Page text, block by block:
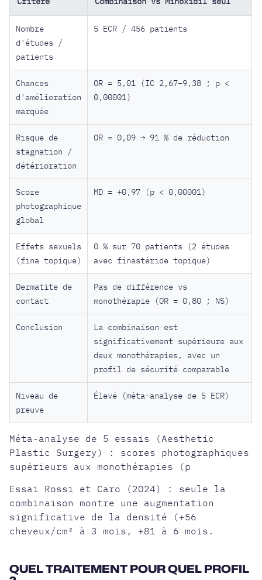
Nombre
d'études /
patients
5 ECR / 456 patients
Chances
d'amélioration
marquée
OR = 5,01 (IC 2,67–9,38 ; p <
0,00001)
Risque de
stagnation /
détérioration
OR = 0,09 → 91 % de réduction
Score
photographique
global
MD = +0,97 (p < 0,00001)
Effets sexuels
(fina topique)
0 % sur 70 patients (2 études
avec finastéride topique)
Dermatite de
contact
Pas de différence vs
monothérapie (OR = 0,80 ; NS)
Conclusion
La combinaison est
significativement supérieure aux
deux monothérapies, avec un
profil de sécurité comparable
Niveau de
preuve
Élevé (méta-analyse de 5 ECR)
Méta-analyse de 5 essais (Aesthetic
Plastic Surgery) : scores photographiques
supérieurs aux monothérapies (p
Essai Rossi et Caro (2024) : seule la
combinaison montre une augmentation
significative de la densité (+56
cheveux/cm² à 3 mois, +81 à 6 mois.
QUEL TRAITEMENT POUR QUEL PROFIL